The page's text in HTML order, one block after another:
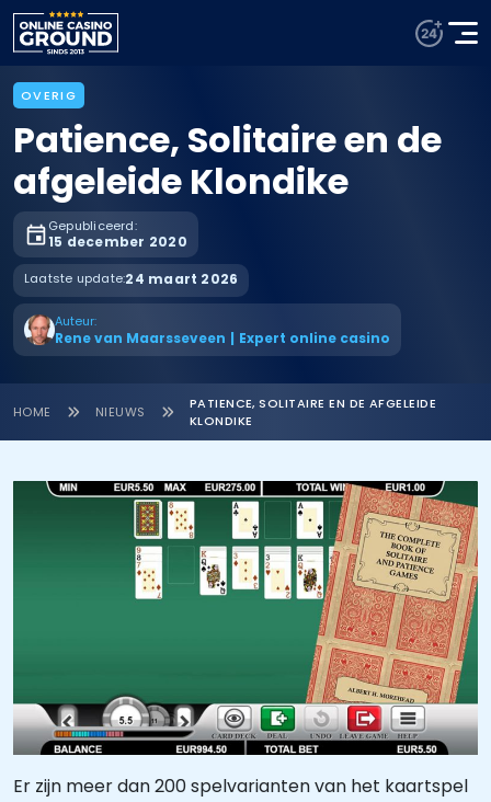
OVERIG
Patience, Solitaire en de
afgeleide Klondike
Gepubliceerd:
15 december 2020
Laatste update:24 maart 2026
Auteur:
Rene van Maarsseveen | Expert online casino
HOME NIEUWS
PATIENCE, SOLITAIRE EN DE AFGELEIDE
KLONDIKE
Er zijn meer dan 200 spelvarianten van het kaartspel